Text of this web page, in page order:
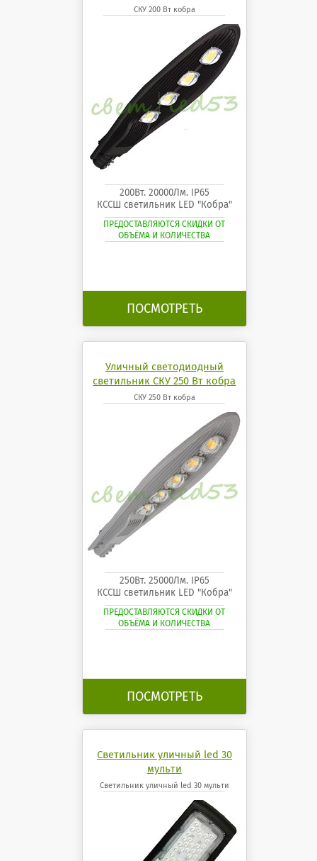
СКУ 200 Вт кобра
200Вт. 20000Лм. IP65
КССШ светильник LED "Кобра"
ПРЕДОСТАВЛЯЮТСЯ СКИДКИ ОТ
ОБЪЁМА И КОЛИЧЕСТВА
ПОСМОТРЕТЬ
Уличный светодиодный
светильник СКУ 250 Вт кобра
СКУ 250 Вт кобра
250Вт. 25000Лм. IP65
КССШ светильник LED "Кобра"
ПРЕДОСТАВЛЯЮТСЯ СКИДКИ ОТ
ОБЪЁМА И КОЛИЧЕСТВА
ПОСМОТРЕТЬ
Светильник уличный led 30
мульти
Светильник уличный led 30 мульти